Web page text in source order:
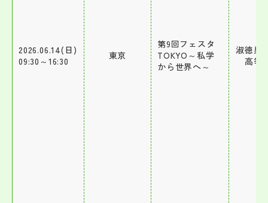
2026.06.14(日)
09:30～16:30
東京
第9回フェスタ
TOKYO～私学
から世界へ～
淑徳巣
高等